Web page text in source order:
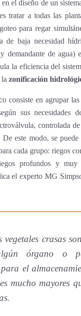
el diseño de un
tratar a todas las
para regar
de baja necesidad
demandante de agua)
la eficiencia del
zonificación
consiste en agrupar
sus necesidades
controlada
este modo, se
cada grupo: riegos
profundos y muy
el experto MG
vegetales crasas
órgano o
el
mucho mayores